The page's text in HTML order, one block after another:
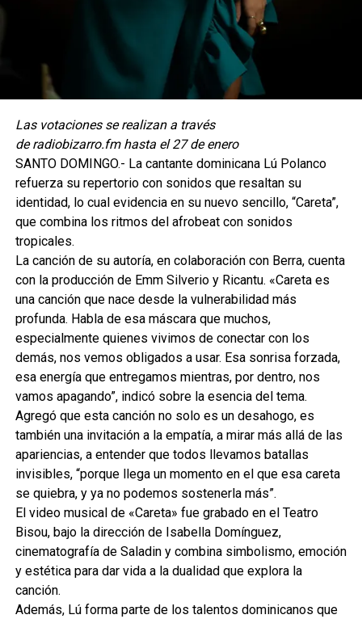
Las votaciones se realizan a través
de radiobizarro.fm hasta el 27 de enero
SANTO DOMINGO.- La cantante dominicana Lú Polanco
refuerza su repertorio con sonidos que resaltan su
identidad, lo cual evidencia en su nuevo sencillo, “Careta”,
que combina los ritmos del afrobeat con sonidos
tropicales.
La canción de su autoría, en colaboración con Berra, cuenta
con la producción de Emm Silverio y Ricantu. «Careta es
una canción que nace desde la vulnerabilidad más
profunda. Habla de esa máscara que muchos,
especialmente quienes vivimos de conectar con los
demás, nos vemos obligados a usar. Esa sonrisa forzada,
esa energía que entregamos mientras, por dentro, nos
vamos apagando”, indicó sobre la esencia del tema.
Agregó que esta canción no solo es un desahogo, es
también una invitación a la empatía, a mirar más allá de las
apariencias, a entender que todos llevamos batallas
invisibles, “porque llega un momento en el que esa careta
se quiebra, y ya no podemos sostenerla más”.
El video musical de «Careta» fue grabado en el Teatro
Bisou, bajo la dirección de Isabella Domínguez,
cinematografía de Saladin y combina simbolismo, emoción
y estética para dar vida a la dualidad que explora la
canción.
Además, Lú forma parte de los talentos dominicanos que